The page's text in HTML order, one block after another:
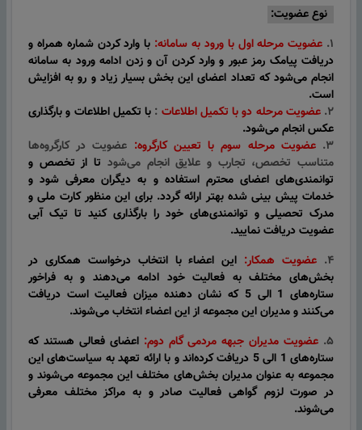
نوع عضویت:
۱. عضویت مرحله اول با ورود به سامانه: با وارد کردن شماره همراه و
دریافت پیامک رمز عبور و وارد کردن آن و زدن ادامه ورود به سامانه
انجام می‌شود که تعداد اعضای این بخش بسیار زیاد و رو به افزایش
است.
۲. عضویت مرحله دو با تکمیل اطلاعات : با تکمیل اطلاعات و بارگذاری
عکس انجام می‌شود.
۳. عضویت مرحله سوم با تعیین کارگروه: عضویت در کارگروه‌ها
متناسب تخصص، تجارب و علایق انجام می‌شود تا از تخصص و
توانمندی‌های اعضای محترم استفاده و به دیگران معرفی شود و
خدمات پیش بینی شده بهتر ارائه گردد. برای این منظور کارت ملی و
مدرک تحصیلی و توانمندی‌های خود را بارگذاری کنید تا تیک آبی
عضویت دریافت نمایید.
۴.
عضویت همکار: این اعضاء با انتخاب درخواست‌ همکاری در
بخش‌های مختلف به فعالیت خود ادامه می‌دهند و به فراخور
ستاره‌های 1 الی 5 که نشان دهنده میزان فعالیت است دریافت
می‌کنند و مدیران این مجموعه از این اعضاء انتخاب می‌شوند.
۵. عضویت مدیران جبهه مردمی گام دوم: اعضای فعالی هستند که
ستاره‌های 1 الی 5 دریافت کرده‌اند و با ارائه تعهد به سیاست‌های این
مجموعه به عنوان مدیران بخش‌های مختلف این مجموعه می‌شوند و
در صورت لزوم گواهی‌ فعالیت صادر و به مراکز مختلف معرفی
می‌شوند.